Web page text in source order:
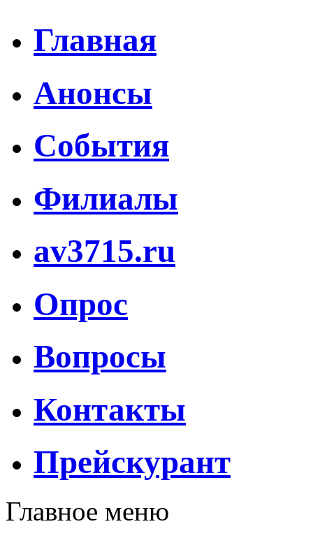
Главная
Анонсы
События
Филиалы
av3715.ru
Опрос
Вопросы
Контакты
Прейскурант
Главное меню